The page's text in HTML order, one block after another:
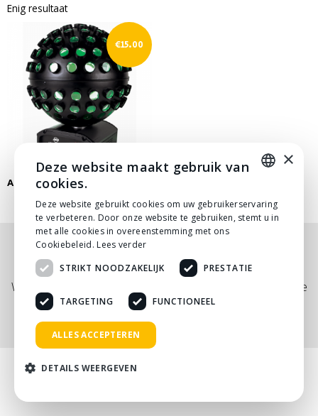
Enig resultaat
ADJ STARBURST LED EFFECT
€15.00
Nog niet helemaal gevonden wat je zocht? Bekijk
onzePDF prijslijst, of neem contactmet ons op.
Wij adviseren je graag via telefoon, mail of tijdens een kopje
koffie!
DUTCH
×
Deze website maakt gebruik van
cookies.
Deze website gebruikt cookies om uw gebruikerservaring
te verbeteren. Door onze website te gebruiken, stemt u in
met alle cookies in overeenstemming met ons
Cookiebeleid. Lees verder
STRIKT NOODZAKELIJK
PRESTATIE
TARGETING FUNCTIONEEL
ALLES ACCEPTEREN
DETAILS WEERGEVEN